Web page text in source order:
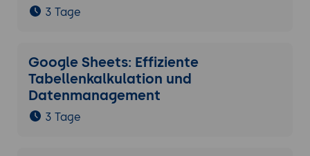
3 Tage
Google Sheets: Effiziente
Tabellenkalkulation und
Datenmanagement
3 Tage